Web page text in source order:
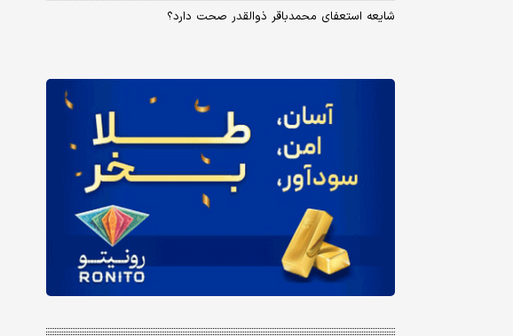
شایعه استعفای محمدباقر ذوالقدر صحت دارد؟